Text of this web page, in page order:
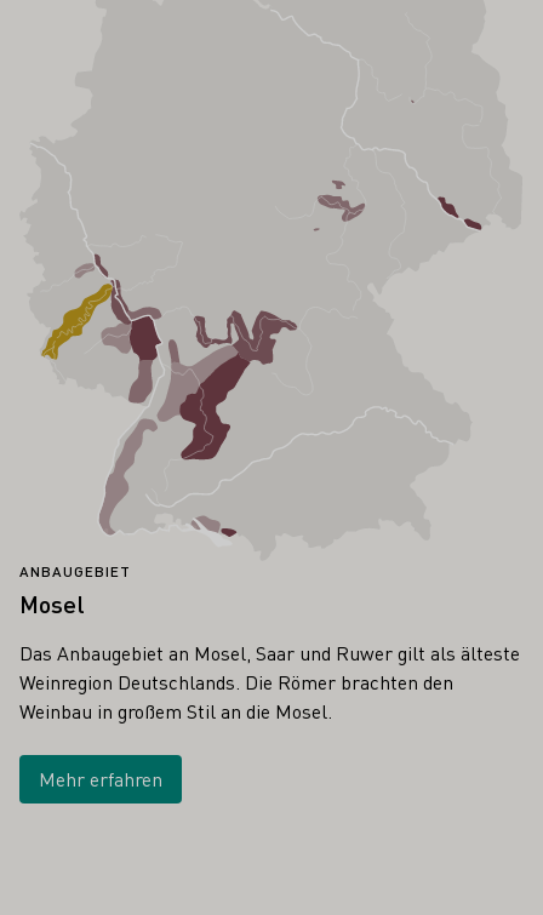
ANBAUGEBIET
Mosel
Das Anbaugebiet an Mosel, Saar und Ruwer gilt als älteste
Weinregion Deutschlands. Die Römer brachten den
Weinbau in großem Stil an die Mosel.
Mehr erfahren